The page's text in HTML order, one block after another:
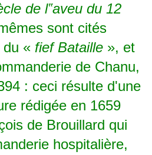
de l‟aveu du 12
sont cités
du « fief Bataille », et
de Chanu,
: ceci résulte d'une
rédigée en 1659
de Brouillard qui
hospitalière,